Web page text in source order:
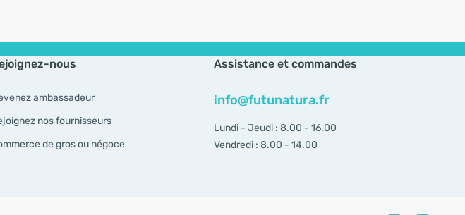
nous
ambassadeur
nos fournisseurs
de gros ou négoce
Assistance et commandes
info@futunatura.fr
Lundi - Jeudi : 8.00 - 16.00
Vendredi : 8.00 - 14.00